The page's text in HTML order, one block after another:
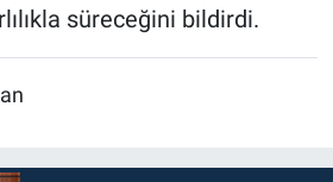
süreceğini bildirdi.